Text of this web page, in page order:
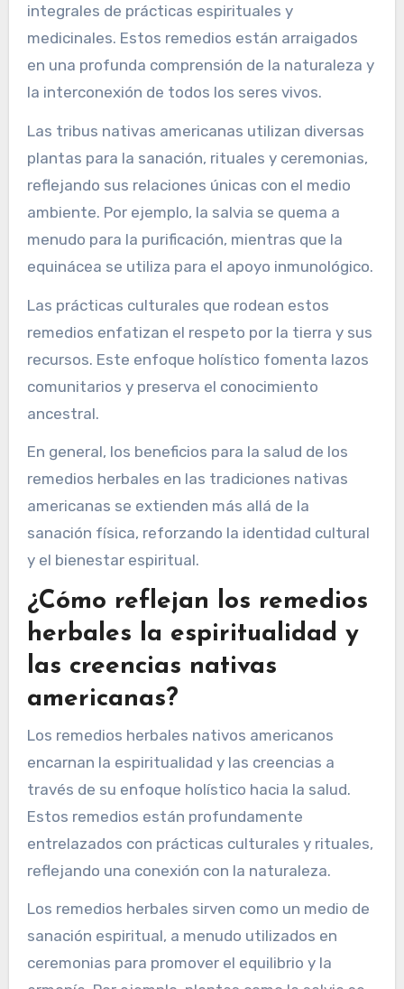
integrales de prácticas espirituales y
medicinales. Estos remedios están arraigados
en una profunda comprensión de la naturaleza y
la interconexión de todos los seres vivos.
Las tribus nativas americanas utilizan diversas
plantas para la sanación, rituales y ceremonias,
reflejando sus relaciones únicas con el medio
ambiente. Por ejemplo, la salvia se quema a
menudo para la purificación, mientras que la
equinácea se utiliza para el apoyo inmunológico.
Las prácticas culturales que rodean estos
remedios enfatizan el respeto por la tierra y sus
recursos. Este enfoque holístico fomenta lazos
comunitarios y preserva el conocimiento
ancestral.
En general, los beneficios para la salud de los
remedios herbales en las tradiciones nativas
americanas se extienden más allá de la
sanación física, reforzando la identidad cultural
y el bienestar espiritual.
¿Cómo reflejan los remedios
herbales la espiritualidad y
las creencias nativas
americanas?
Los remedios herbales nativos americanos
encarnan la espiritualidad y las creencias a
través de su enfoque holístico hacia la salud.
Estos remedios están profundamente
entrelazados con prácticas culturales y rituales,
reflejando una conexión con la naturaleza.
Los remedios herbales sirven como un medio de
sanación espiritual, a menudo utilizados en
ceremonias para promover el equilibrio y la